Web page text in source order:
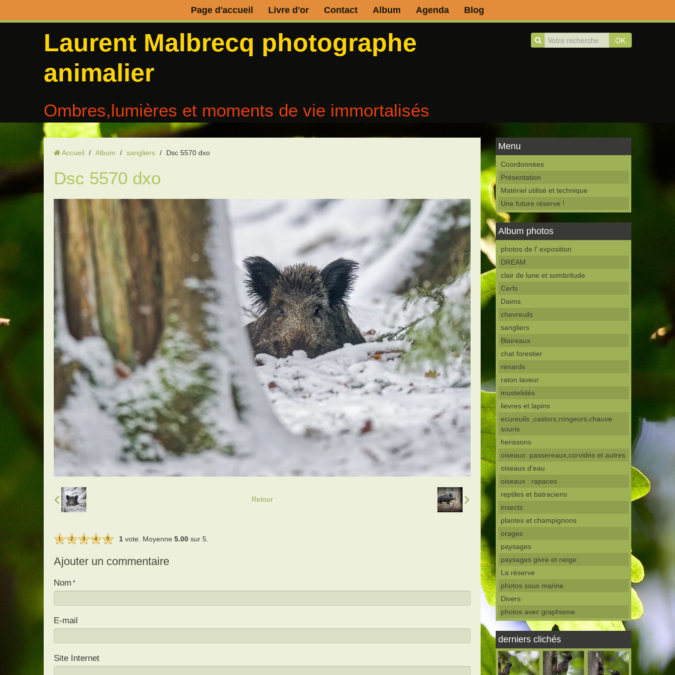
Page d'accueil Livre d'or Contact Album Agenda Blog
OK
Laurent Malbrecq photographe
animalier
Ombres,lumières et moments de vie immortalisés
Accueil / Album / sangliers / Dsc 5570 dxo
Dsc 5570 dxo
Retour
1 2 3 4 5 1 vote. Moyenne 5.00 sur 5.
Ajouter un commentaire
Nom
E-mail
Site Internet
Menu
Coordonnées
Présentation
Matériel utilisé et technique
Une future réserve !
Album photos
photos de l' exposition
DREAM
clair de lune et sombritude
Cerfs
Daims
chevreuils
sangliers
Blaireaux
chat forestier
renards
raton laveur
mustelidés
lievres et lapins
ecureuils ,castors,rongeurs,chauve
souris
herissons
oiseaux: passereaux,corvidés et autres
oiseaux d'eau
oiseaux : rapaces
reptiles et batraciens
insects
plantes et champignons
orages
paysages
paysages givre et neige
La réserve
photos sous marine
Divers
photos avec graphisme
derniers clichés